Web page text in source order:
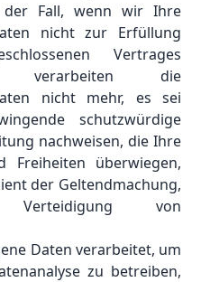
der Fall, wenn wir Ihre
nicht zur Erfüllung
Vertrages
verarbeiten die
nicht mehr, es sei
schutzwürdige
nachweisen, die Ihre
Freiheiten überwiegen,
der Geltendmachung,
von
Daten verarbeitet, um
zu betreiben,